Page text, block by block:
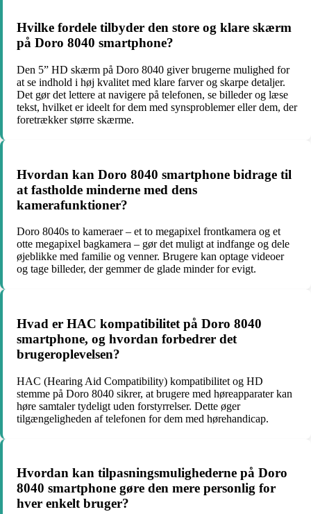
Hvilke fordele tilbyder den store og klare skærm
på Doro 8040 smartphone?
Den 5” HD skærm på Doro 8040 giver brugerne mulighed for
at se indhold i høj kvalitet med klare farver og skarpe detaljer.
Det gør det lettere at navigere på telefonen, se billeder og læse
tekst, hvilket er ideelt for dem med synsproblemer eller dem, der
foretrækker større skærme.
Hvordan kan Doro 8040 smartphone bidrage til
at fastholde minderne med dens
kamerafunktioner?
Doro 8040s to kameraer – et to megapixel frontkamera og et
otte megapixel bagkamera – gør det muligt at indfange og dele
øjeblikke med familie og venner. Brugere kan optage videoer
og tage billeder, der gemmer de glade minder for evigt.
Hvad er HAC kompatibilitet på Doro 8040
smartphone, og hvordan forbedrer det
brugeroplevelsen?
HAC (Hearing Aid Compatibility) kompatibilitet og HD
stemme på Doro 8040 sikrer, at brugere med høreapparater kan
høre samtaler tydeligt uden forstyrrelser. Dette øger
tilgængeligheden af telefonen for dem med hørehandicap.
Hvordan kan tilpasningsmulighederne på Doro
8040 smartphone gøre den mere personlig for
hver enkelt bruger?